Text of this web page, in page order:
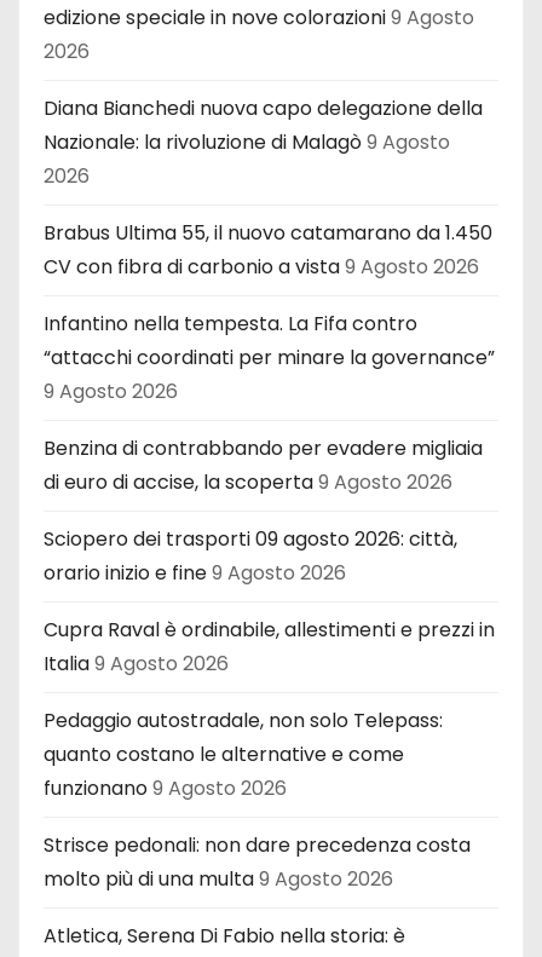
edizione speciale in nove colorazioni9 Agosto
2026
Diana Bianchedi nuova capo delegazione della
Nazionale: la rivoluzione di Malagò9 Agosto
2026
Brabus Ultima 55, il nuovo catamarano da 1.450
CV con fibra di carbonio a vista9 Agosto 2026
Infantino nella tempesta. La Fifa contro
“attacchi coordinati per minare la governance”
9 Agosto 2026
Benzina di contrabbando per evadere migliaia
di euro di accise, la scoperta9 Agosto 2026
Sciopero dei trasporti 09 agosto 2026: città,
orario inizio e fine9 Agosto 2026
Cupra Raval è ordinabile, allestimenti e prezzi in
Italia9 Agosto 2026
Pedaggio autostradale, non solo Telepass:
quanto costano le alternative e come
funzionano9 Agosto 2026
Strisce pedonali: non dare precedenza costa
molto più di una multa9 Agosto 2026
Atletica, Serena Di Fabio nella storia: è